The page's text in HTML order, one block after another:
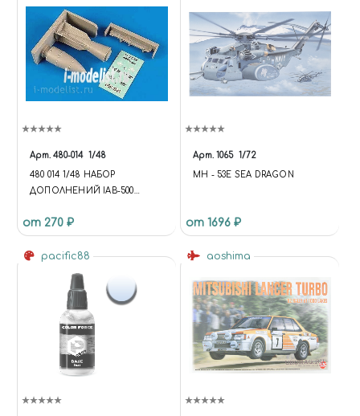
Арт. 480-014 1/48
480 014 1/48 НАБОР
ДОПОЛНЕНИЙ IAB-500
WITH BD3-23N PYLON
от 270 ₽
Арт. 1065 1/72
MH - 53E SEA DRAGON
от 1696 ₽
pacific88 aoshima